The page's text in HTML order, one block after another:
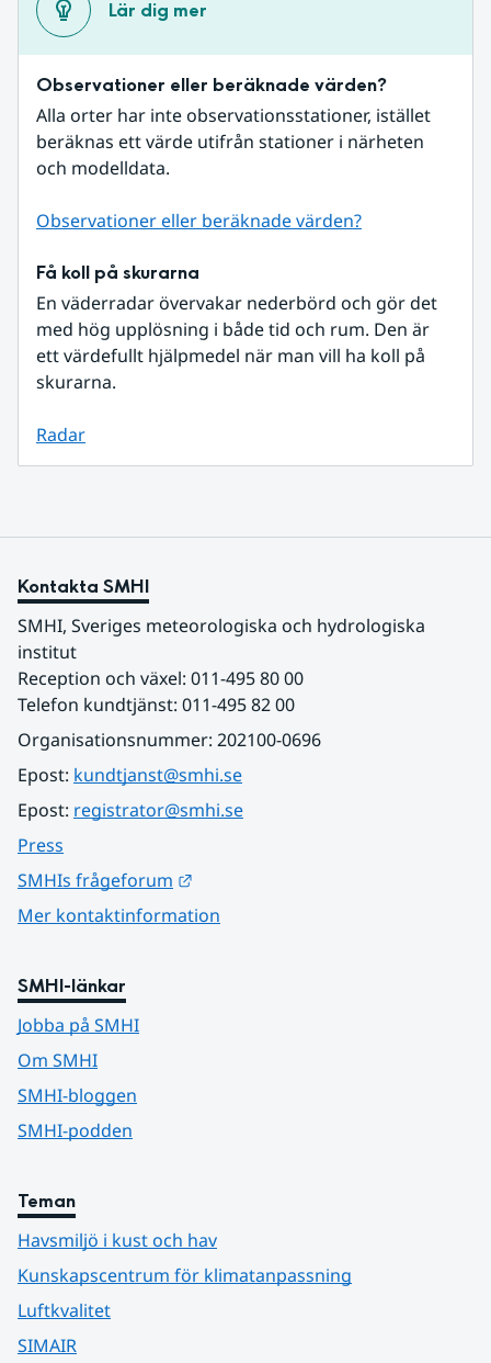
Lär dig mer
Observationer eller beräknade värden?
Alla orter har inte observationsstationer, istället
beräknas ett värde utifrån stationer i närheten
och modelldata.
Observationer eller beräknade värden?
Få koll på skurarna
En väderradar övervakar nederbörd och gör det
med hög upplösning i både tid och rum. Den är
ett värdefullt hjälpmedel när man vill ha koll på
skurarna.
Radar
Kontakta SMHI
SMHI, Sveriges meteorologiska och hydrologiska
institut
Reception och växel: 011-495 80 00
Telefon kundtjänst: 011-495 82 00
Organisationsnummer: 202100-0696
Epost: kundtjanst@smhi.se
Epost: registrator@smhi.se
Press
SMHIs frågeforum
Mer kontaktinformation
SMHI-länkar
Jobba på SMHI
Om SMHI
SMHI-bloggen
SMHI-podden
Teman
Havsmiljö i kust och hav
Kunskapscentrum för klimatanpassning
Luftkvalitet
SIMAIR